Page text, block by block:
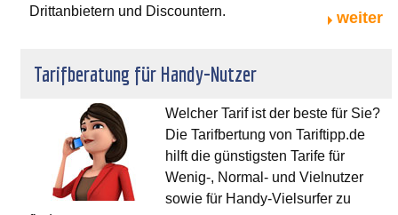
Drittanbietern und Discountern.
weiter
Tarifberatung für Handy-Nutzer
Welcher Tarif ist der beste für Sie?
Die Tarifbertung von Tariftipp.de
hilft die günstigsten Tarife für
Wenig-, Normal- und Vielnutzer
sowie für Handy-Vielsurfer zu